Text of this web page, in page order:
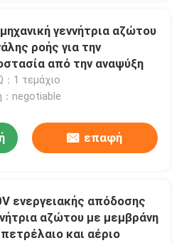
γεννήτρια αζώτου
ροής για την
από την αναψύξη
：1 τεμάχιο
：negotiable
επαφή
ενεργειακής απόδοσης
αζώτου με μεμβράνη
πετρέλαιο και αέριο